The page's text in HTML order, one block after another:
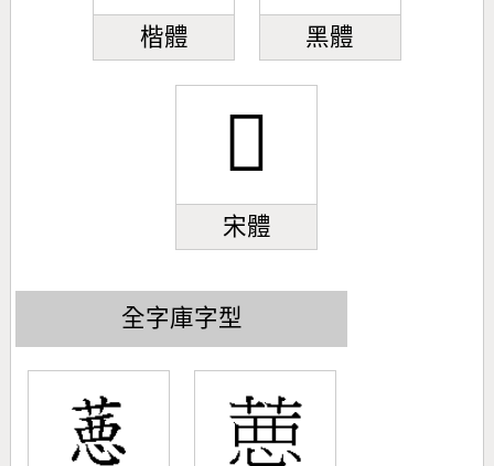
楷體 黑體
𦷢
宋體
全字庫字型